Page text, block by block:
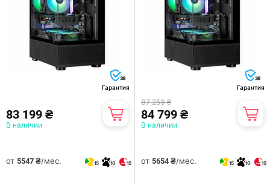
36
Гарантия
83 199 ₴
В наличии
от 5547 ₴/мес. 15 10 15
36
Гарантия
87 259 ₴
84 799 ₴
В наличии
от 5654 ₴/мес. 15 10 15